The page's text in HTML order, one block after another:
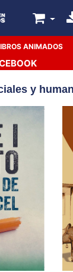
ANIMADOS
y